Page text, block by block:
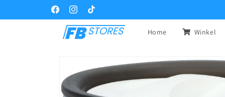
content
FacebookInstagram
TikTok
Home Winkel
productinformatie